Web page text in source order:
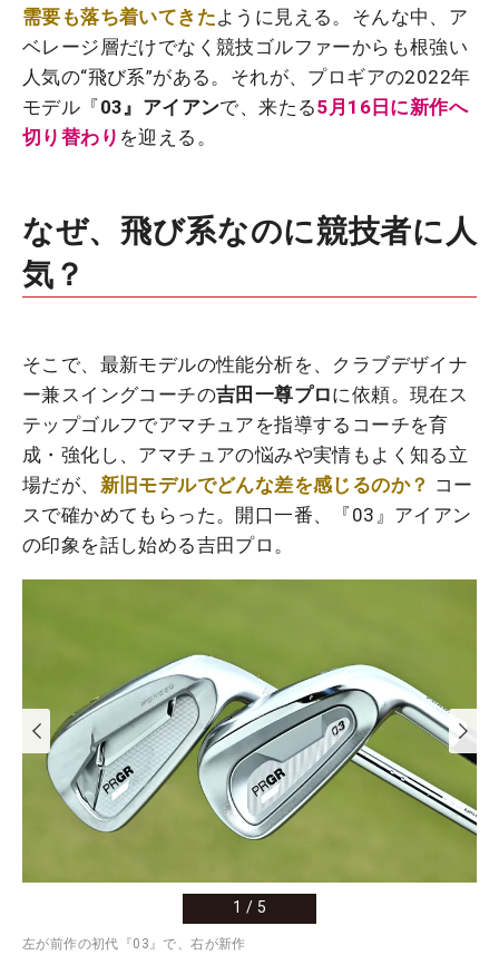
需要も落ち着いてきたように見える。そんな中、ア
ベレージ層だけでなく競技ゴルファーからも根強い
人気の“飛び系”がある。それが、プロギアの2022年
モデル『 03』アイアンで、来たる5月16日に新作へ
切り替わり を迎える。
なぜ、飛び系なのに競技者に人
気？
そこで、最新モデルの性能分析を、クラブデザイナ
ー兼スイングコーチの吉田一尊プロに依頼。現在ス
テップゴルフでアマチュアを指導するコーチを育
成・強化し、アマチュアの悩みや実情もよく知る立
場だが、 新旧モデルでどんな差を感じるのか？ コー
スで確かめてもらった。開口一番、『03』アイアン
の印象を話し始める吉田プロ。
1 / 5
左が前作の初代『03』で、右が新作